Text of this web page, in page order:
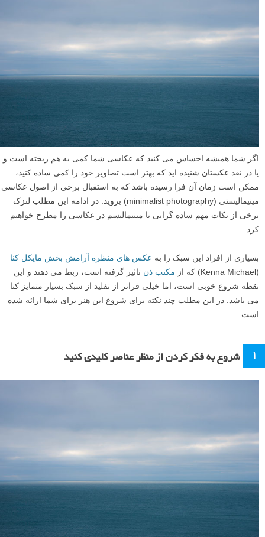
اگر شما همیشه احساس می کنید که عکاسی شما کمی به هم ریخته است و
یا در نقد عکستان شنیده اید که بهتر است تصاویر خود را کمی ساده کنید،
ممکن است زمان آن فرا رسیده باشد که به استقبال برخی از اصول عکاسی
مینیمالیستی (minimalist photography) بروید. در ادامه این مطلب لنزک
برخی از نکات مهم ساده گرایی یا مینیمالیسم در عکاسی را مطرح خواهیم
کرد.
بسیاری از افراد این سبک را به عکس های منظره آرامش بخش مایکل کنا
(Kenna Michael) که از
مکتب ذن تاثیر گرفته است، ربط می دهند و این
نقطه شروع خوبی است، اما خیلی فراتر از تقلید از سبک بسیار متمایز کنا
می باشد. در این مطلب چند نکته برای شروع این هنر برای شما ارائه شده
است.
۱ شروع به فکر کردن از منظر عناصر کلیدی کنید